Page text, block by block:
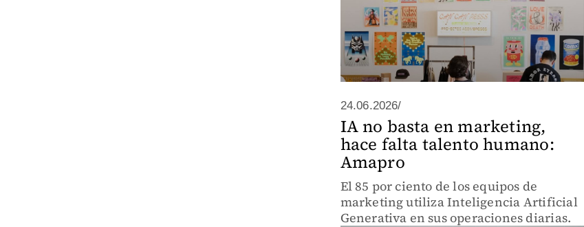
24.06.2026/
IA no basta en marketing,
hace falta talento humano:
Amapro
El 85 por ciento de los equipos de
marketing utiliza Inteligencia Artificial
Generativa en sus operaciones diarias.